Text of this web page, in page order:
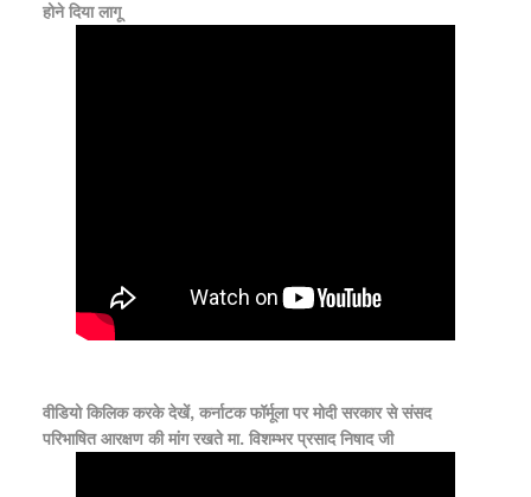
होने दिया लागू
वीडियो किलिक करके देखें, कर्नाटक फॉर्मूला पर मोदी सरकार से संसद
परिभाषित आरक्षण की मांग रखते मा. विशम्भर प्रसाद निषाद जी